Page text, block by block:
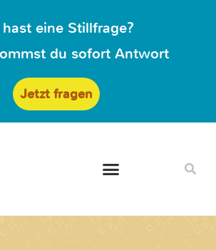
eine Stillfrage?
du sofort Antwort
Jetzt fragen